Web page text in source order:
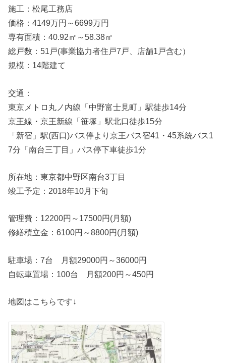
施工：松尾工務店
価格：4149万円～6699万円
専有面積：40.92㎡～58.38㎡
総戸数：51戸(事業協力者住戸7戸、店舗1戸含む）
規模：14階建て
交通：
東京メトロ丸ノ内線「中野富士見町」駅徒歩14分
京王線・京王新線「笹塚」駅北口徒歩15分
「新宿」駅(西口)バス停より京王バス宿41・45系統バス1
7分「南台三丁目」バス停下車徒歩1分
所在地：東京都中野区南台3丁目
竣工予定：2018年10月下旬
管理費：12200円～17500円(月額)
修繕積立金：6100円～8800円(月額)
駐車場：7台 月額29000円～36000円
自転車置場：100台 月額200円～450円
地図はこちらです↓